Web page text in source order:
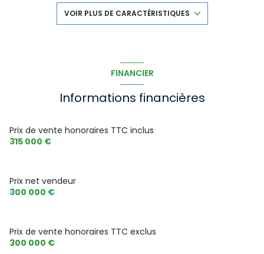
1 salle(s) d'eau
Chauffage individuel : convecteur (electrique)
1 garage(s)
2 niveau(x)
terrasse
VOIR PLUS DE CARACTÉRISTIQUES
FINANCIER
Informations financières
Prix de vente honoraires TTC inclus
315 000 €
Prix net vendeur
300 000 €
Prix de vente honoraires TTC exclus
300 000 €